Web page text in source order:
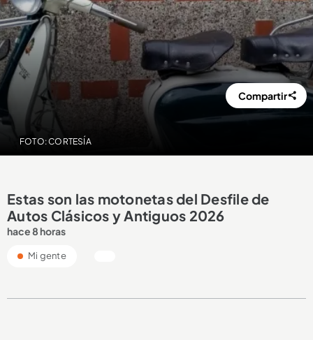
FOTO: CORTESÍA
Compartir
Estas son las motonetas del Desfile de
Autos Clásicos y Antiguos 2026
hace 8 horas
Mi gente